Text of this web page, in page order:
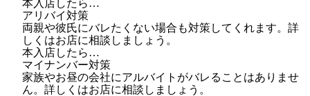
本入店したら…
アリバイ対策
両親や彼氏にバレたくない場合も対策してくれます。詳
しくはお店に相談しましょう。
本入店したら…
マイナンバー対策
家族やお昼の会社にアルバイトがバレることはありませ
ん。詳しくはお店に相談しましょう。